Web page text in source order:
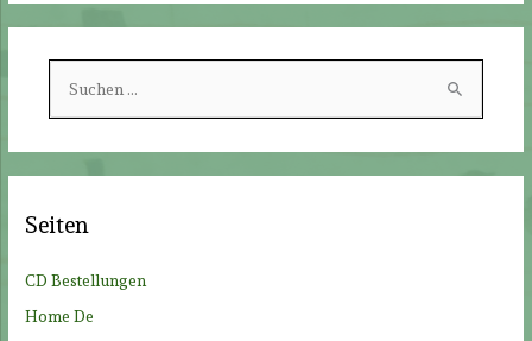
h
n
Seiten
CD Bestellungen
Home De